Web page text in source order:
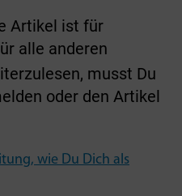
Artikel ist für
alle anderen
musst Du
oder den Artikel
wie Du Dich als